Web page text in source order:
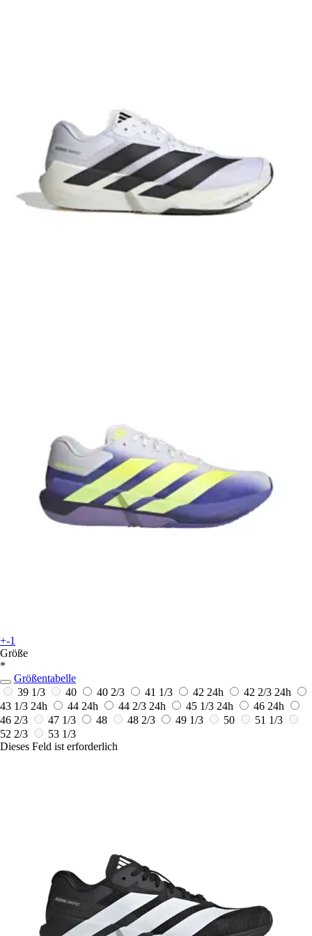
+-1
Größe
*
Größentabelle
39 1/3
40 40 2/3 41 1/3 42 24h 42 2/3 24h
43 1/3 24h 44 24h 44 2/3 24h 45 1/3 24h 46 24h
46 2/3
47 1/3 48 48 2/3 49 1/3 50
51 1/3
52 2/3
53 1/3
Dieses Feld ist erforderlich